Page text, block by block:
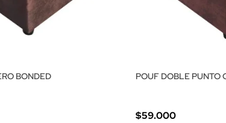
BONDED POUF DOBLE PUNTO
$59.000